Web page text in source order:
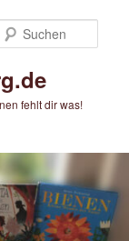
fehlt dir was!